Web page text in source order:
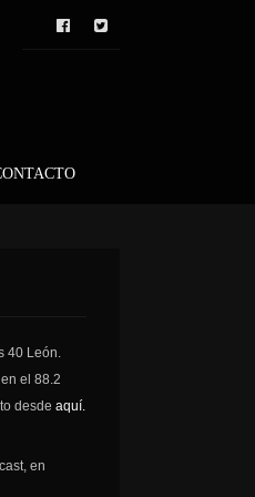
40 León.
el 88.2
desdeaquí.
en